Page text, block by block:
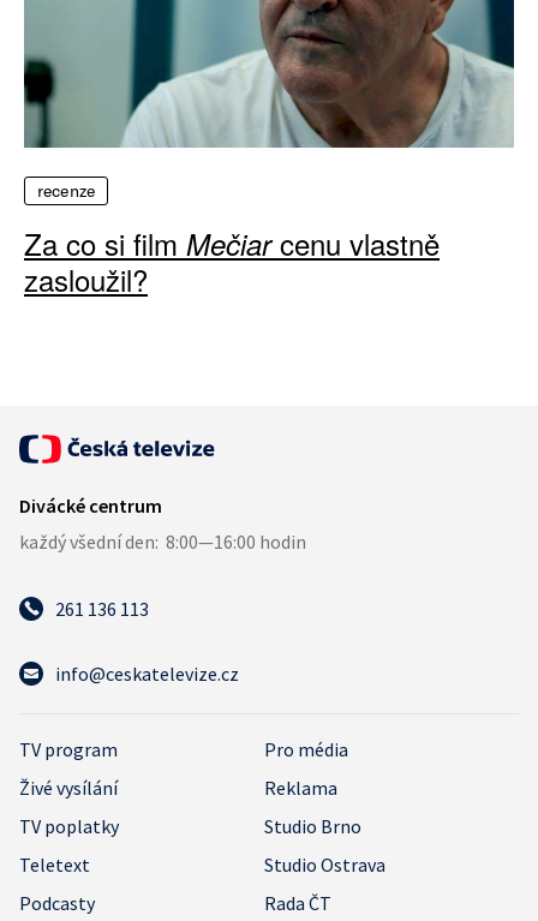
recenze
Za co si film Mečiarcenu vlastně
zasloužil?
261 136 113
info@ceskatelevize.cz
TV program
Pro média
Živé vysílání
Reklama
TV poplatky
Studio Brno
Teletext
Studio Ostrava
Podcasty
Rada ČT